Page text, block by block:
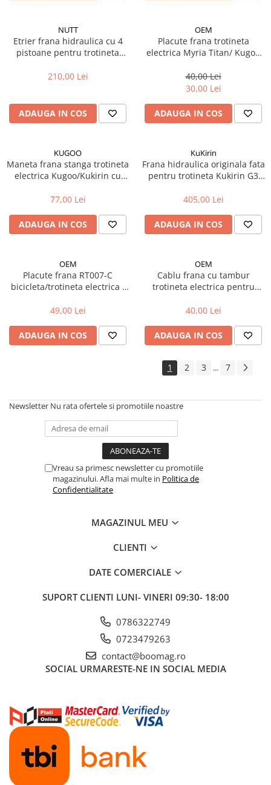
Echipament ciclism
Ochelari
Casca bicicleta
Sosete
Manusi bicicleta
Pantofi ciclism
Imbracaminte ciclism dama
Imbracaminte ciclism copii
Accesorii trotinete electrice
Scaune
Mansoane
Genti Transport
Sistem antifurt
Casti protectie
Sonerii
Benzi anti-grip
Piese trotinete electrice
Cauciucuri si camere
Manete acceleratie
Controller
Faruri si lumini
Butoane si conectori
Kit controller si display
Senzori
Cabluri si mufe
NUTT
Etrier frana hidraulica cu 4
pistoane pentru trotineta
210,00 Lei
ADAUGA IN COS
OEM
Placute frana trotineta
electrica Myria Titan/ Kugoo
40,00 Lei
30,00 Lei
ADAUGA IN COS
KUGOO
Maneta frana stanga trotineta
electrica Kugoo/Kukirin cu
77,00 Lei
ADAUGA IN COS
KuKirin
Frana hidraulica originala fata
pentru trotineta Kukirin G3
405,00 Lei
ADAUGA IN COS
OEM
Placute frana RT007-C
bicicleta/trotineta electrica -
49,00 Lei
ADAUGA IN COS
OEM
Cablu frana cu tambur
trotineta electrica pentru
40,00 Lei
ADAUGA IN COS
1 2 3 ... 7
Newsletter Nu rata ofertele si promotiile noastre
Vreau sa primesc newsletter cu promotiile
magazinului. Afla mai multe in Politica de
Confidentialitate
MAGAZINUL MEU
CLIENTI
DATE COMERCIALE
SUPORT CLIENTI LUNI- VINERI 09:30- 18:00
0786322749
0723479263
contact@boomag.ro
SOCIAL URMARESTE-NE IN SOCIAL MEDIA